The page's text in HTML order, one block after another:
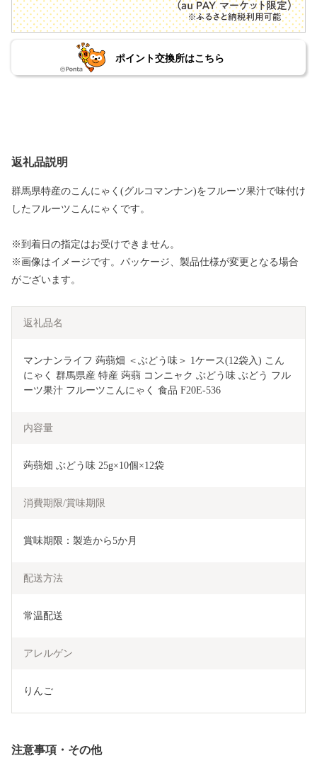
ポイント交換所はこちら
返礼品説明
群馬県特産のこんにゃく(グルコマンナン)をフルーツ果汁で味付け
したフルーツこんにゃくです。
※到着日の指定はお受けできません。
※画像はイメージです。パッケージ、製品仕様が変更となる場合
がございます。
返礼品名
マンナンライフ 蒟蒻畑 ＜ぶどう味＞ 1ケース(12袋入) こん
にゃく 群馬県産 特産 蒟蒻 コンニャク ぶどう味 ぶどう フル
ーツ果汁 フルーツこんにゃく 食品 F20E-536
内容量
蒟蒻畑 ぶどう味 25g×10個×12袋
消費期限/賞味期限
賞味期限：製造から5か月
配送方法
常温配送
アレルゲン
りんご
注意事項・その他